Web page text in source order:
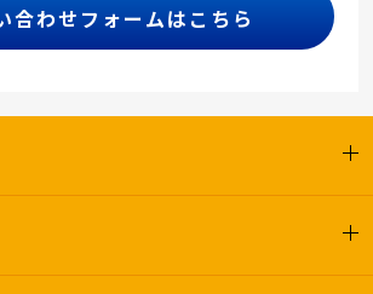
合わせフォームはこちら